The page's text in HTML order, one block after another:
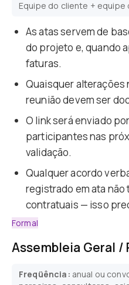
Equipe do cliente +
As atas servem de
do projeto e, quando
faturas.
Quaisquer alterações
reunião devem ser
O link será enviado
participantes nas
validação.
Qualquer acordo
registrado em ata não
contratuais — isso
Formal
Assembleia Geral /
Freqüência: anual ou